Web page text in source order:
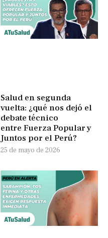
Salud en segunda
vuelta: ¿qué nos dejó el
debate técnico
entre Fuerza Popular y
Juntos por el Perú?
25 de mayo de 2026